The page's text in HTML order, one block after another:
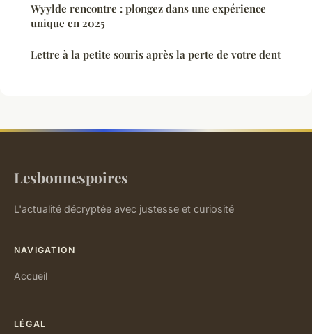
Wyylde rencontre : plongez dans une expérience
unique en 2025
Lettre à la petite souris après la perte de votre dent
Lesbonnespoires
L'actualité décryptée avec justesse et curiosité
NAVIGATION
Accueil
LÉGAL